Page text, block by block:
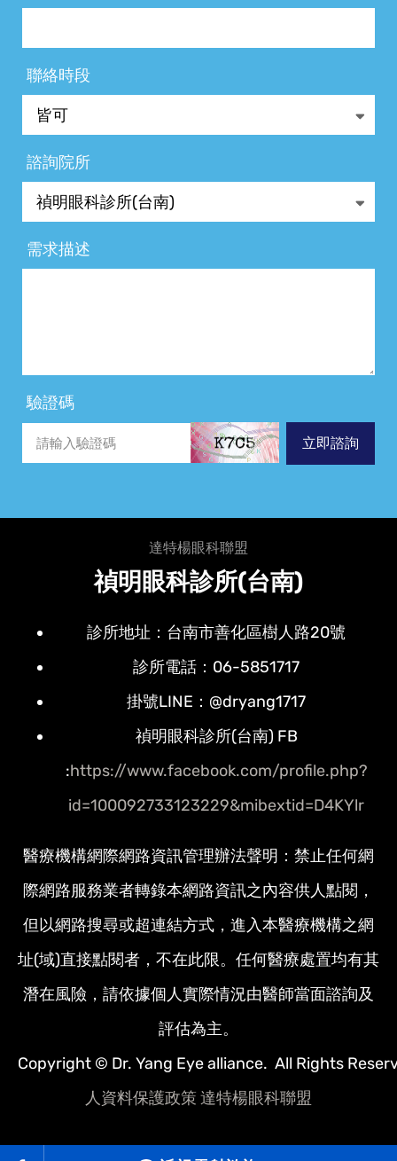
聯絡時段
諮詢院所
需求描述
驗證碼
立即諮詢
達特楊眼科聯盟
禎明眼科診所(台南)
診所地址：台南市善化區樹人路20號
診所電話：06-5851717
掛號LINE：@dryang1717
禎明眼科診所(台南) FB
:https://www.facebook.com/profile.php?
id=100092733123229&mibextid=D4KYlr
醫療機構網際網路資訊管理辦法聲明：禁止任何網
際網路服務業者轉錄本網路資訊之內容供人點閱，
但以網路搜尋或超連結方式，進入本醫療機構之網
址(域)直接點閱者，不在此限。任何醫療處置均有其
潛在風險，請依據個人實際情況由醫師當面諮詢及
評估為主。
Copyright © Dr. Yang Eye alliance. All Rights
人資料保護政策達特楊眼科聯盟